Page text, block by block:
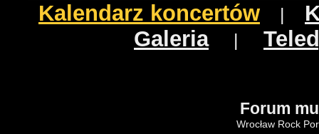
Kalendarz koncertów
Galeria|
Forum
Wrocław Rock